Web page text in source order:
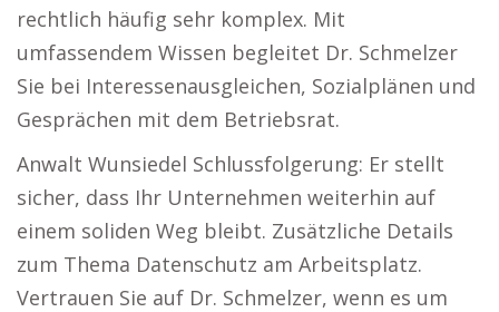
rechtlich häufig sehr komplex. Mit
umfassendem Wissen begleitet Dr. Schmelzer
Sie bei Interessenausgleichen, Sozialplänen und
Gesprächen mit dem Betriebsrat.
Anwalt Wunsiedel Schlussfolgerung: Er stellt
sicher, dass Ihr Unternehmen weiterhin auf
einem soliden Weg bleibt. Zusätzliche Details
zum Thema Datenschutz am Arbeitsplatz.
Vertrauen Sie auf Dr. Schmelzer, wenn es um